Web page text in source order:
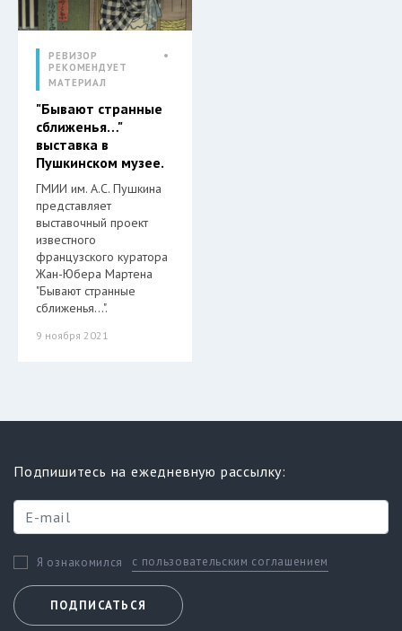
РЕВИЗОР
РЕКОМЕНДУЕТ
МАТЕРИАЛ
"Бывают странные
сближенья…"
выставка в
Пушкинском музее.
ГМИИ им. А.С. Пушкина
представляет
выставочный проект
известного
французского куратора
Жан-Юбера Мартена
"Бывают странные
сближенья…".
9 ноября 2021
Подпишитесь на ежедневную рассылку:
Я ознакомился с пользовательским соглашением
ПОДПИСАТЬСЯ